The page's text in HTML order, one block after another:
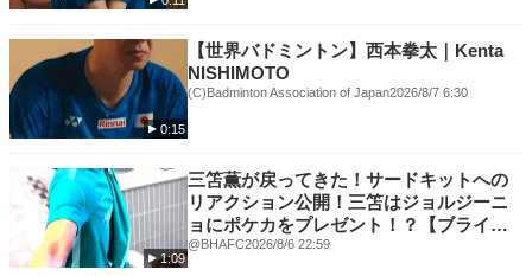
▼「セイコーゴールデングランプリ陸上2026東京」特設サイト
https://goldengrandprix-japan.com/
#セイコーGGP
#どこを見ても世界最高峰
#ContinentalTourGold
#コンチネンタルツアー
#JAAF #陸上
0:15
【世界バドミントン】西本拳太｜Kenta
NISHIMOTO
(C)Badminton Association of Japan2026/8/7 6:30
1:09
三笘薫が戻ってきた！サードキットへの
リアクション公開！三笘はジョルジーニ
ョにポケカをプレゼント！？【ブライト
ン】
@BHAFC2026/8/6 22:59